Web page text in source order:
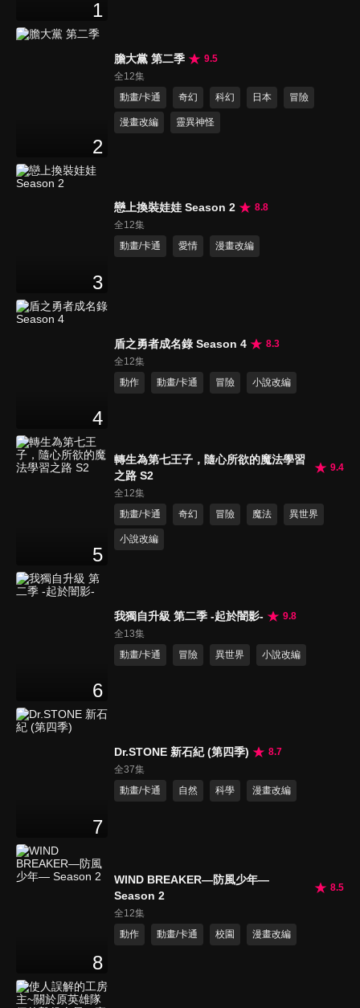
1
2
膽大黨 第二季
9.5
全12集
動畫/卡通
奇幻 科幻 日本 冒險
漫畫改編 靈異神怪
3
戀上換裝娃娃 Season 2
8.8
全12集
動畫/卡通
愛情 漫畫改編
4
盾之勇者成名錄 Season 4
8.3
全12集
動作
動畫/卡通 冒險 小說改編
5
轉生為第七王子，隨心所欲的魔法學習
之路 S2
9.4
全12集
動畫/卡通
奇幻 冒險 魔法 異世界
小說改編
6
我獨自升級 第二季 -起於闇影-
9.8
全13集
動畫/卡通
冒險 異世界 小說改編
7
Dr.STONE 新石紀 (第四季)
8.7
全37集
動畫/卡通
自然 科學 漫畫改編
8
WIND BREAKER—防風少年—
Season 2
8.5
全12集
動作
動畫/卡通 校園 漫畫改編